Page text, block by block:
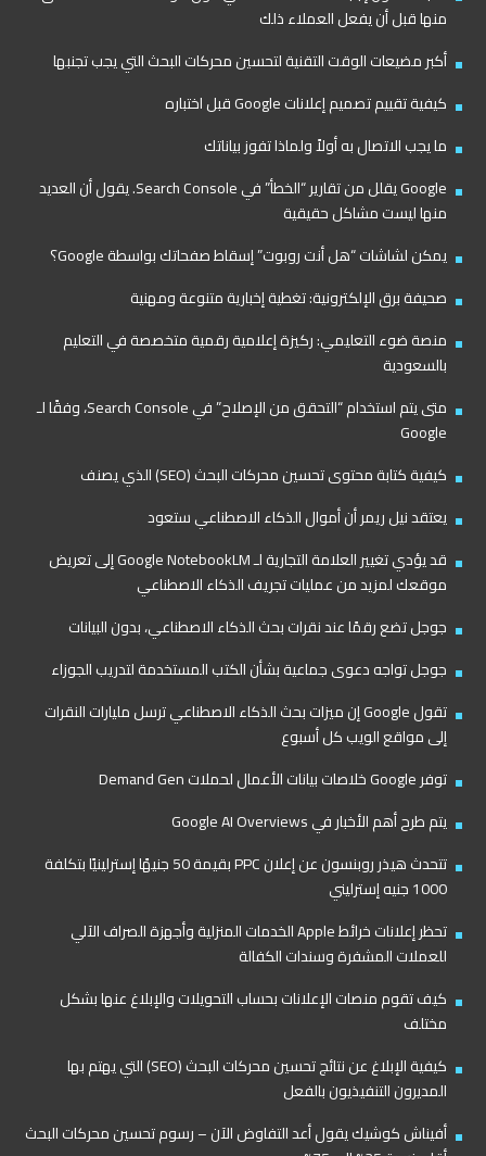
منها قبل أن يفعل العملاء ذلك
أكبر مضيعات الوقت التقنية لتحسين محركات البحث التي يجب تجنبها
كيفية تقييم تصميم إعلانات Google قبل اختباره
ما يجب الاتصال به أولاً ولماذا تفوز بياناتك
Google يقلل من تقارير “الخطأ” في Search Console. يقول أن العديد
منها ليست مشاكل حقيقية
يمكن لشاشات “هل أنت روبوت” إسقاط صفحاتك بواسطة Google؟
صحيفة برق الإلكترونية: تغطية إخبارية متنوعة ومهنية
منصة ضوء التعليمي: ركيزة إعلامية رقمية متخصصة في التعليم
بالسعودية
متى يتم استخدام “التحقق من الإصلاح” في Search Console، وفقًا لـ
Google
كيفية كتابة محتوى تحسين محركات البحث (SEO) الذي يصنف
يعتقد نيل ريمر أن أموال الذكاء الاصطناعي ستعود
قد يؤدي تغيير العلامة التجارية لـ Google NotebookLM إلى تعريض
موقعك لمزيد من عمليات تجريف الذكاء الاصطناعي
جوجل تضع رقمًا عند نقرات بحث الذكاء الاصطناعي، بدون البيانات
جوجل تواجه دعوى جماعية بشأن الكتب المستخدمة لتدريب الجوزاء
تقول Google إن ميزات بحث الذكاء الاصطناعي ترسل مليارات النقرات
إلى مواقع الويب كل أسبوع
توفر Google خلاصات بيانات الأعمال لحملات Demand Gen
يتم طرح أهم الأخبار في Google AI Overviews
تتحدث هيذر روبنسون عن إعلان PPC بقيمة 50 جنيهًا إسترلينيًا بتكلفة
1000 جنيه إسترليني
تحظر إعلانات خرائط Apple الخدمات المنزلية وأجهزة الصراف الآلي
للعملات المشفرة وسندات الكفالة
كيف تقوم منصات الإعلانات بحساب التحويلات والإبلاغ عنها بشكل
مختلف
كيفية الإبلاغ عن نتائج تحسين محركات البحث (SEO) التي يهتم بها
المديرون التنفيذيون بالفعل
أفيناش كوشيك يقول أعد التفاوض الآن – رسوم تحسين محركات البحث